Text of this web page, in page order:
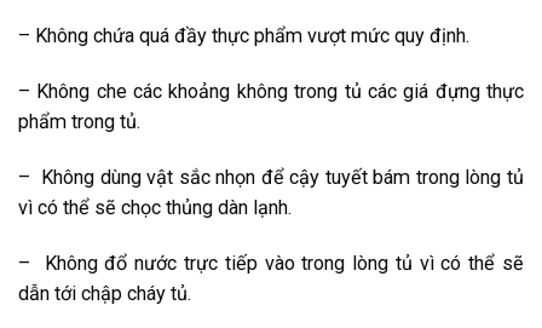
– Không chứa quá đầy thực phẩm vượt mức quy định.
– Không che các khoảng không trong tủ các giá đựng thực
phẩm trong tủ.
– Không dùng vật sắc nhọn để cậy tuyết bám trong lòng tủ
vì có thể sẽ chọc thủng dàn lạnh.
– Không đổ nước trực tiếp vào trong lòng tủ vì có thể sẽ
dẫn tới chập cháy tủ.